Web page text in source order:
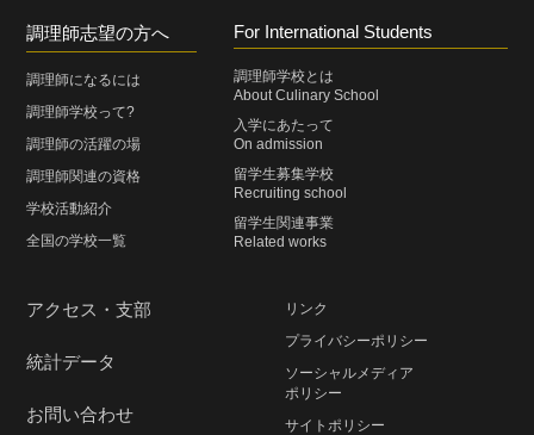
調理師志望の方へ
調理師になるには
調理師学校って?
調理師の活躍の場
調理師関連の資格
学校活動紹介
全国の学校一覧
For International Students
調理師学校とは
About Culinary School
入学にあたって
On admission
留学生募集学校
Recruiting school
留学生関連事業
Related works
アクセス・支部
統計データ
お問い合わせ
リンク
プライバシーポリシー
ソーシャルメディア
ポリシー
サイトポリシー